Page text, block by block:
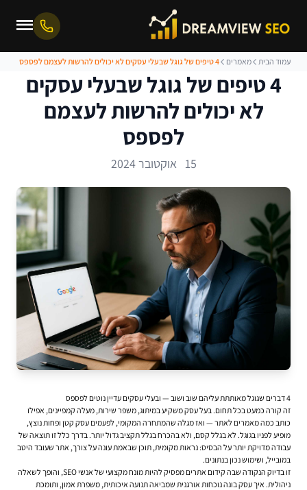
עמוד הבית מאמרים 4 טיפים של גוגל שבעלי עסקים לא יכולים להרשות לעצמם לפספס
4 טיפים של גוגל שבעלי עסקים
לא יכולים להרשות לעצמם
לפספס
15 אוקטובר 2024
4 דברים שגוגל מאותתת עליהם שוב ושוב — ובעלי עסקים עדיין נוטים לפספס
זה קורה כמעט בכל תחום. בעל עסק משקיע במיתוג, משפר שירות, מעלה קמפיינים, אפילו
כותב כמה מאמרים לאתר — ואז מגלה שהמתחרה המקומי, לפעמים עסק קטן ופחות נוצץ,
מופיע לפניו בגוגל. לא בגלל קסם, ולא בהכרח בגלל תקציב גדול יותר. בדרך כלל זו תוצאה של
עבודה מדויקת יותר על הבסיס: נראות מקומית, תוכן שבאמת עונה על צורך, אתר שעובד היטב
במובייל, ושימוש נכון בנתונים.
זו בדיוק הנקודה שבה קידום אתרים
מפסיק להיות מונח מקצועי של אנשי SEO, והופך לשאלה
ניהולית. איך עסק בונה נוכחות אורגנית שמביאה תנועה איכותית, משפרת אמון, ותומכת